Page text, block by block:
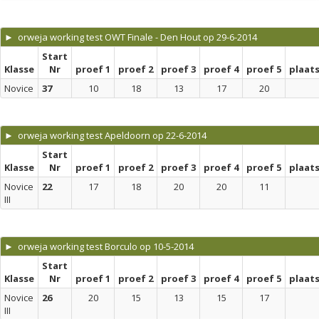
► orweja working test OWT Finale - Den Hout op 29-6-2014
Klasse
Start
Nr
proef 1 proef 2 proef 3 proef 4 proef 5
Novice
37 10 18 13 17 20
► orweja working test Apeldoorn op 22-6-2014
Klasse
Start
Nr
proef 1 proef 2 proef 3 proef 4 proef 5
Novice
III
22 17 18 20 20 11
► orweja working test Borculo op 10-5-2014
Klasse
Start
Nr
proef 1 proef 2 proef 3 proef 4 proef 5
Novice
III
26 20 15 13 15 17